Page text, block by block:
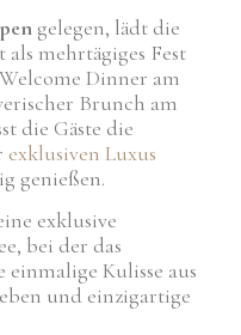
gelegen, lädt die
mehrtägiges Fest
Dinner am
Brunch am
die Gäste die
exklusiven Luxus
genießen.
exklusive
bei der das
einmalige Kulisse aus
und einzigartige